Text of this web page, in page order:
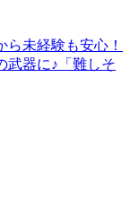
ら未経験も安心！
武器に♪「難しそ